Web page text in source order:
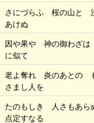
さにづらふ 桜の山と
あけぬ
因や果や 神の御わざ
に似て
老よ奪れ 炎のあとの
さまし人を
たのもしき 人さもあ
点定すなる